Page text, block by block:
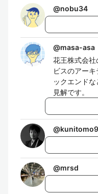
@nobu34
@masa-asa
花王株式会
ビスのアー
ックエンド
見解です。
@
@mrsd